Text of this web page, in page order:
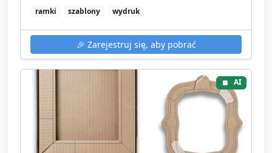
ramki
szablony wydruk
🎉 Zarejestruj się, aby pobrać
AI